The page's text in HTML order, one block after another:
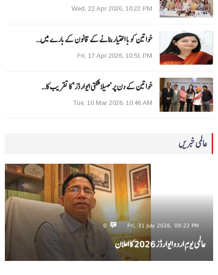
Wed, 22 Apr 2026, 10:22 PM
خواتین کو با اختیار بنانے کے قانون کے بارے میں…
Fri, 17 Apr 2026, 10:51 PM
خواتین کے دن پر ’مہیلا شکتی ایوارڈز‘ کا تقریب کا…
Tue, 10 Mar 2026, 10:46 AM
عالمی خبریں
Fri, 31 July 2026, 09:22 PM
0
عالمی یومِ اردو ایوارڈز 2026 کا اعلان